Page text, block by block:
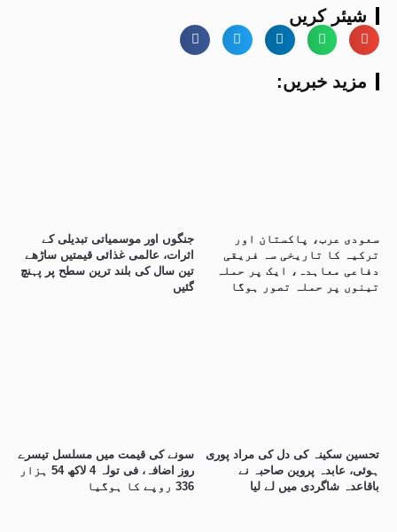
شیئر کریں
:مزید خبریں
جنگوں اور موسمیاتی تبدیلی کے
اثرات، عالمی غذائی قیمتیں ساڑھے
تین سال کی بلند ترین سطح پر پہنچ
گئیں
سعودی عرب، پاکستان اور
ترکیہ کا تاریخی سہ فریقی
دفاعی معاہدہ، ایک پر حملہ
تینوں پر حملہ تصور ہوگا
سونے کی قیمت میں مسلسل تیسرے
روز اضافہ، فی تولہ 4 لاکھ 54 ہزار
336 روپے کا ہوگیا
تحسین سکینہ کی دل کی مراد پوری
ہوئی، عابدہ پروین صاحبہ نے
باقاعدہ شاگردی میں لے لیا